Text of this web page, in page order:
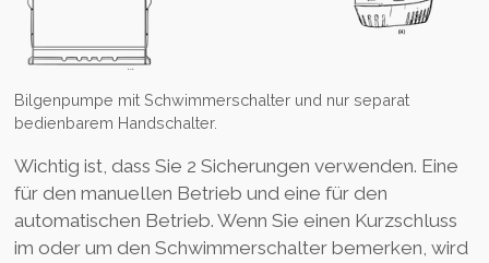
Bilgenpumpe mit Schwimmerschalter und nur separat
bedienbarem Handschalter.
Wichtig ist, dass Sie 2 Sicherungen verwenden. Eine
für den manuellen Betrieb und eine für den
automatischen Betrieb. Wenn Sie einen Kurzschluss
im oder um den Schwimmerschalter bemerken, wird